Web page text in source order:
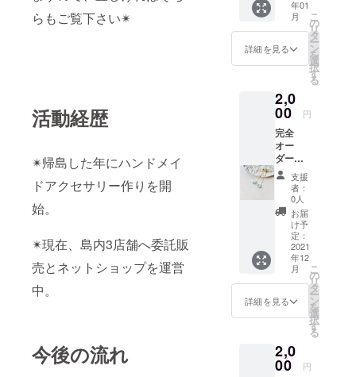
らもご覧下さい✴︎
活動経歴
✴︎帰島した年にハンドメイ
ドアクセサリー作りを開
始。
✴︎現在、島内3店舗へ委託販
売とネットショップを運営
中。
今後の流れ
お楽し
みデザ
イン
年01
月
詳細を見る
こ
の
リ
タ
ー
ン
を
選
択
す
る
2,0
00 円
完全
オー
ダーメ
イド天
然石ピ
アス(イ
ヤリン
グ) メー
ルアド
レスに
連絡さ
せて頂
き、 や
りとり
をしな
がらデ
を決め
ます。
支援
者：
0人
お届
け予
定：
2021
年12
月
詳細を見る
こ
の
リ
タ
ー
ン
を
選
択
す
る
2,0
00 円